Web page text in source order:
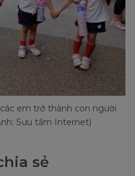
em trở thành con người
Sưu tầm Internet)
sẻ